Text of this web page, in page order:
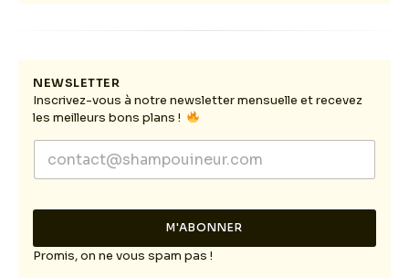
NEWSLETTER
Inscrivez-vous à notre newsletter mensuelle et recevez
les meilleurs bons plans !
E
a
l
M'ABONNER
Promis, on ne vous spam pas !